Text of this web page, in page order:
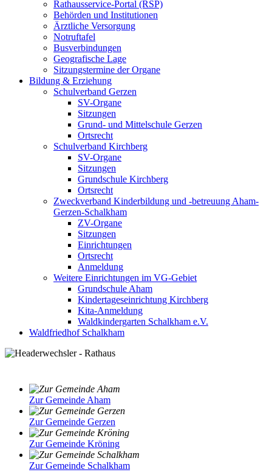
Rathausservice-Portal (RSP)
Behörden und Institutionen
Ärztliche Versorgung
Notruftafel
Busverbindungen
Geografische Lage
Sitzungstermine der Organe
Bildung & Erziehung
Schulverband Gerzen
SV-Organe
Sitzungen
Grund- und Mittelschule Gerzen
Ortsrecht
Schulverband Kirchberg
SV-Organe
Sitzungen
Grundschule Kirchberg
Ortsrecht
Zweckverband Kinderbildung und -betreuung Aham-
Gerzen-Schalkham
ZV-Organe
Sitzungen
Einrichtungen
Ortsrecht
Anmeldung
Weitere Einrichtungen im VG-Gebiet
Grundschule Aham
Kindertageseinrichtung Kirchberg
Kita-Anmeldung
Waldkindergarten Schalkham e.V.
Waldfriedhof Schalkham
Zur Gemeinde Aham
Zur Gemeinde Gerzen
Zur Gemeinde Kröning
Zur Gemeinde Schalkham